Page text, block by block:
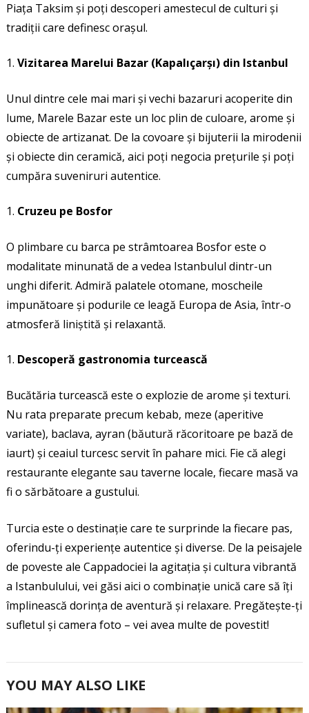
Piața Taksim și poți descoperi amestecul de culturi și
tradiții care definesc orașul.
Vizitarea Marelui Bazar (Kapalıçarşı) din Istanbul
Unul dintre cele mai mari și vechi bazaruri acoperite din
lume, Marele Bazar este un loc plin de culoare, arome și
obiecte de artizanat. De la covoare și bijuterii la mirodenii
și obiecte din ceramică, aici poți negocia prețurile și poți
cumpăra suveniruri autentice.
Cruzeu pe Bosfor
O plimbare cu barca pe strâmtoarea Bosfor este o
modalitate minunată de a vedea Istanbulul dintr-un
unghi diferit. Admiră palatele otomane, moscheile
impunătoare și podurile ce leagă Europa de Asia, într-o
atmosferă liniștită și relaxantă.
Descoperă gastronomia turcească
Bucătăria turcească este o explozie de arome și texturi.
Nu rata preparate precum kebab, meze (aperitive
variate), baclava, ayran (băutură răcoritoare pe bază de
iaurt) și ceaiul turcesc servit în pahare mici. Fie că alegi
restaurante elegante sau taverne locale, fiecare masă va
fi o sărbătoare a gustului.
Turcia este o destinație care te surprinde la fiecare pas,
oferindu-ți experiențe autentice și diverse. De la peisajele
de poveste ale Cappadociei la agitația și cultura vibrantă
a Istanbulului, vei găsi aici o combinație unică care să îți
împlinească dorința de aventură și relaxare. Pregătește-ți
sufletul și camera foto – vei avea multe de povestit!
YOU MAY ALSO LIKE